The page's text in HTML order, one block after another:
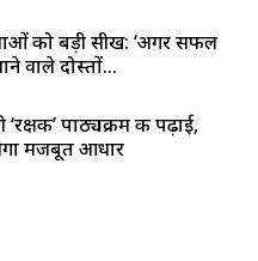
को बड़ी सीख: ‘अगर सफल
वाले दोस्तों...
पाठ्यक्रम की पढ़ाई,
मजबूत आधार